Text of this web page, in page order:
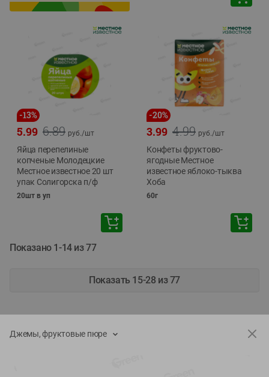
-13%
6.89
5.99 руб./шт
Яйца перепелиные
копченые Молодецкие
Местное известное 20 шт
упак Солигорска п/ф
20шт в уп
-20%
4.99
3.99 руб./шт
Конфеты фруктово-
ягодные Местное
известное яблоко-тыква
Хоба
60г
Показано 1-14 из 77
Показать 15-28 из 77
Каталог товаров
Джемы, фруктовые пюре